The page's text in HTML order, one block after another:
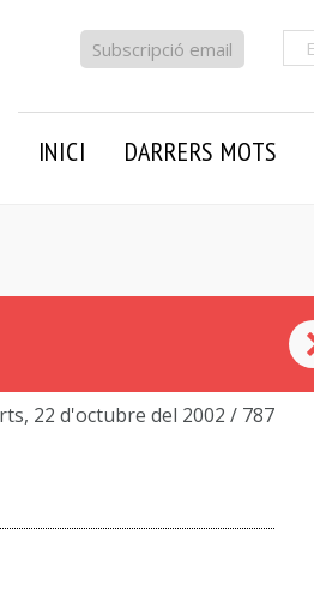
Subscripció email
INICI DARRERS MOTS
22 d'octubre del 2002 / 787